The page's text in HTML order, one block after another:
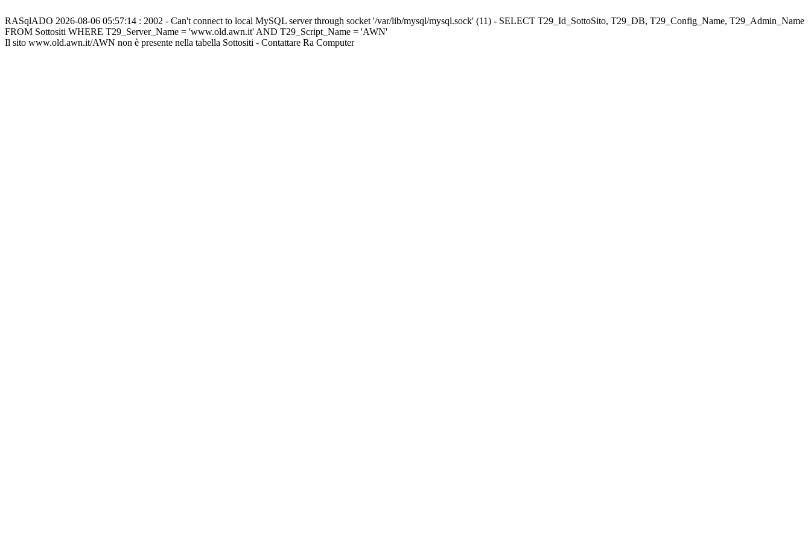
RASqlADO 2026-08-06 05:57:14 : 2002 - Can't connect to local MySQL server through socket '/var/lib/mysql/mysql.sock' (11) - SELECT T29_Id_SottoSito, T29_DB, T29_Config_Name, T29_Admin_Name
FROM Sottositi WHERE T29_Server_Name = 'www.old.awn.it' AND T29_Script_Name = 'AWN'
Il sito www.old.awn.it/AWN non è presente nella tabella Sottositi - Contattare Ra Computer